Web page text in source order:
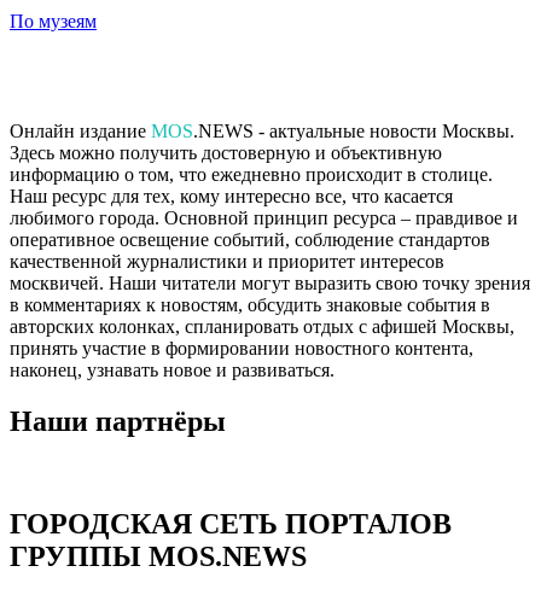
По музеям
Онлайн издание MOS.NEWS - актуальные новости Москвы.
Здесь можно получить достоверную и объективную
информацию о том, что ежедневно происходит в столице.
Наш ресурс для тех, кому интересно все, что касается
любимого города. Основной принцип ресурса – правдивое и
оперативное освещение событий, соблюдение стандартов
качественной журналистики и приоритет интересов
москвичей. Наши читатели могут выразить свою точку зрения
в комментариях к новостям, обсудить знаковые события в
авторских колонках, спланировать отдых с афишей Москвы,
принять участие в формировании новостного контента,
наконец, узнавать новое и развиваться.
Наши партнёры
ГОРОДСКАЯ СЕТЬ ПОРТАЛОВ
ГРУППЫ MOS.NEWS